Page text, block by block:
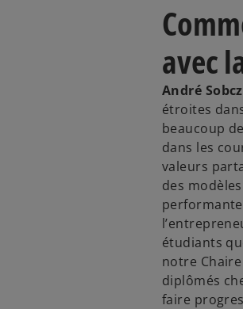
avec
André
étroites
beaucoup
dans les
valeurs
des
étudiants
notre
diplômés
faire